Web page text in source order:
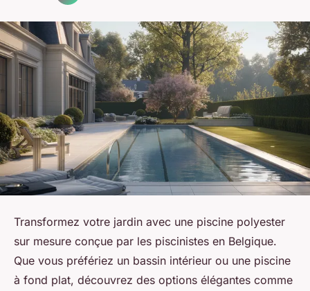
Transformez votre jardin avec une piscine polyester
sur mesure conçue par les piscinistes en Belgique.
Que vous préfériez un bassin intérieur ou une piscine
à fond plat, découvrez des options élégantes comme